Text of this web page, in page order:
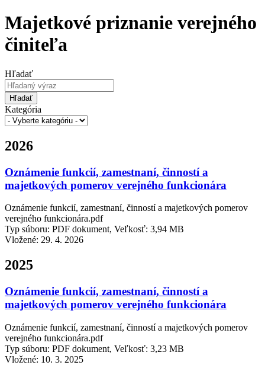
Majetkové priznanie verejného
činiteľa
Hľadať
Hľadať
Kategória
2026
Oznámenie funkcií, zamestnaní, činností a
majetkových pomerov verejného funkcionára
Oznámenie funkcií, zamestnaní, činností a majetkových pomerov
verejného funkcionára.pdf
Typ súboru: PDF dokument, Veľkosť: 3,94 MB
Vložené: 29. 4. 2026
2025
Oznámenie funkcií, zamestnaní, činností a
majetkových pomerov verejného funkcionára
Oznámenie funkcií, zamestnaní, činností a majetkových pomerov
verejného funkcionára.pdf
Typ súboru: PDF dokument, Veľkosť: 3,23 MB
Vložené: 10. 3. 2025